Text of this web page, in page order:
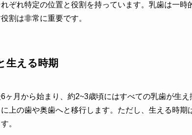
ぞれ特定の位置と役割を持っています。乳歯は一
割は非常に重要です。
生える時期
ヶ月から始まり、約2~3歳頃にはすべての乳歯が生
上の歯や奥歯へと移行します。ただし、生える時
。